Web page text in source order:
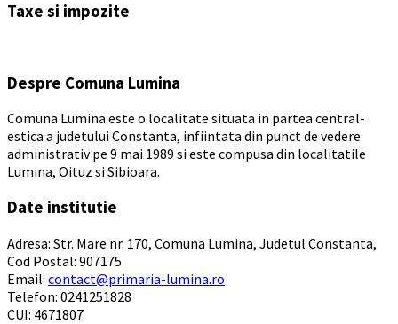
calendar
Taxe si impozite
Despre Comuna Lumina
Comuna Lumina este o localitate situata in partea central-
estica a judetului Constanta, infiintata din punct de vedere
administrativ pe 9 mai 1989 si este compusa din localitatile
Lumina, Oituz si Sibioara.
Date institutie
Adresa: Str. Mare nr. 170, Comuna Lumina, Judetul Constanta,
Cod Postal: 907175
Email: contact@primaria-lumina.ro
Telefon: 0241251828
CUI: 4671807